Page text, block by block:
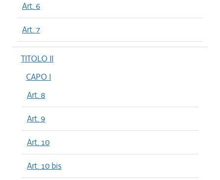
Art. 6
Art. 7
TITOLO II
CAPO I
Art. 8
Art. 9
Art. 10
Art. 10 bis